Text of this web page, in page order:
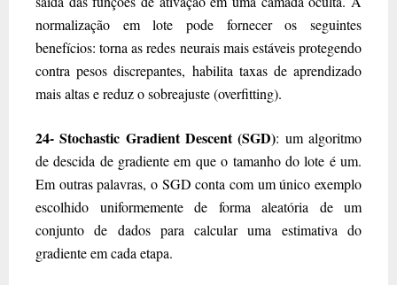
normalização em lote pode fornecer os seguintes
benefícios: torna as redes neurais mais estáveis protegendo
contra pesos discrepantes, habilita taxas de aprendizado
mais altas e reduz o sobreajuste (overfitting).
24- Stochastic Gradient Descent (SGD): um algoritmo
de descida de gradiente em que o tamanho do lote é um.
Em outras palavras, o SGD conta com um único exemplo
escolhido uniformemente de forma aleatória de um
conjunto de dados para calcular uma estimativa do
gradiente em cada etapa.